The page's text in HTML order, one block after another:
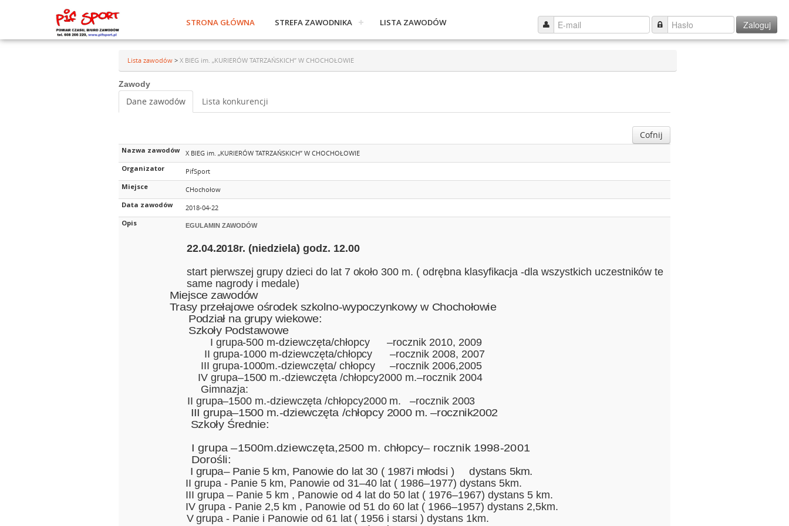
Zaloguj
STRONA GŁÓWNA STREFA ZAWODNIKA LISTA ZAWODÓW
Lista zawodów > X BIEG im. „KURIERÓW TATRZAŃSKICH” W CHOCHOŁOWIE
Zawody
Dane zawodów Lista konkurencji
Cofnij
Nazwa zawodów
X BIEG im. „KURIERÓW TATRZAŃSKICH” W CHOCHOŁOWIE
Organizator
PifSport
Miejsce
CHochołow
Data zawodów
2018-04-22
Opis
EGULAMIN ZAWODÓW
22.04.2018r. (niedziela) godz. 12.00
start pierwszej grupy dzieci do lat 7 około 300 m. ( odrębna klasyfikacja -dla wszystkich uczestników te
same nagrody i medale)
Miejsce zawodów
Trasy przełajowe ośrodek szkolno-wypoczynkowy w Chochołowie
Podział na grupy wiekowe:
Szkoły Podstawowe
I grupa-500 m-dziewczęta/chłopcy –rocznik 2010, 2009
II grupa-1000 m-dziewczęta/chłopcy –rocznik 2008, 2007
III grupa-1000m.-dziewczęta/ chłopcy –rocznik 2006,2005
IV grupa–1500 m.-dziewczęta /chłopcy2000 m.–rocznik 2004
Gimnazja:
II grupa–1500 m.-dziewczęta /chłopcy2000 m. –rocznik 2003
III grupa–1500 m.-dziewczęta /chłopcy 2000 m. –rocznik2002
Szkoły Średnie:
I grupa –1500m.dziewczęta,2500 m. chłopcy– rocznik 1998-2001
Dorośli:
I grupa– Panie 5 km, Panowie do lat 30 ( 1987i młodsi ) dystans 5km.
II grupa - Panie 5 km, Panowie od 31–40 lat ( 1986–1977) dystans 5km.
III grupa – Panie 5 km , Panowie od 4 lat do 50 lat ( 1976–1967) dystans 5 km.
IV grupa - Panie 2,5 km , Panowie od 51 do 60 lat ( 1966–1957) dystans 2,5km.
V grupa - Panie i Panowie od 61 lat ( 1956 i starsi ) dystans 1km.